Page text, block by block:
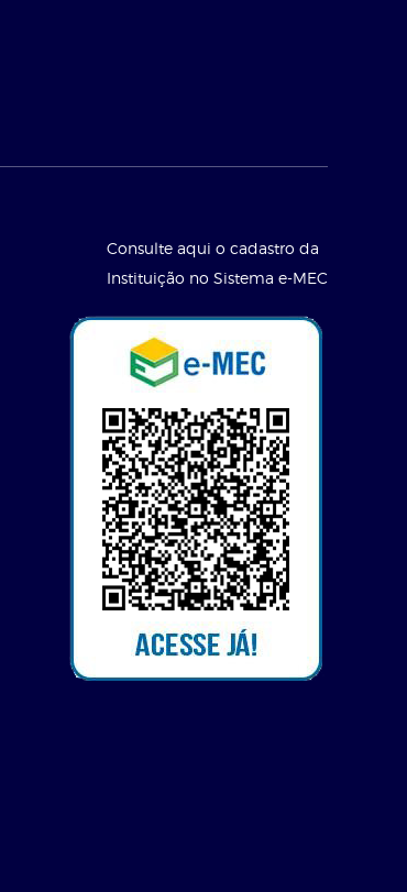
Consulte aqui o cadastro da
Instituição no Sistema e-MEC